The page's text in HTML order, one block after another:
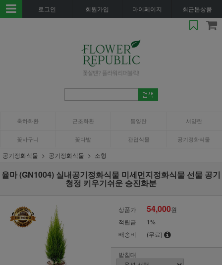
로그인 회원가입 마이페이지 최근본상품
축하화환 근조화환 동양란 서양란
꽃바구니 꽃다발 관엽식물 공기정화식물
공기정화식물 공기정화식물 소형
율마 (GN1004) 실내공기정화식물 미세먼지정화식물 선물 공기
청정 키우기쉬운 승진화분
상품가 54,000원
적립금
1%
배송비
(무료)
받침대